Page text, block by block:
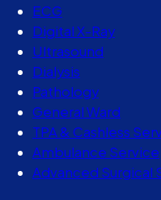
ECG
Digital X-Ray
Ultrasound
Dialysis
Pathology
General Ward
TPA & Cashless
Ambulance Service
Advanced Surgical